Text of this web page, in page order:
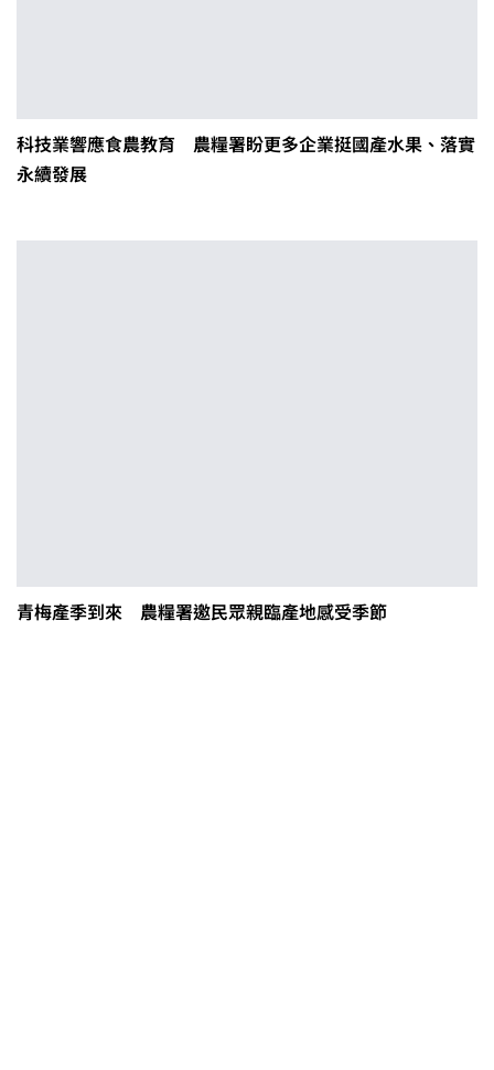
科技業響應食農教育 農糧署盼更多企業挺國產水果、落實
永續發展
青梅產季到來 農糧署邀民眾親臨產地感受季節